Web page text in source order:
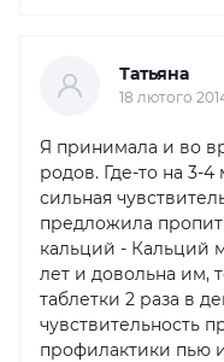
Татьяна
18 лютого
Я принимала и во
родов. Где-то на 3-
сильная
предложила
кальций - Кальций
лет и довольна им,
таблетки 2 раза в
чувствительность
профилактики пью